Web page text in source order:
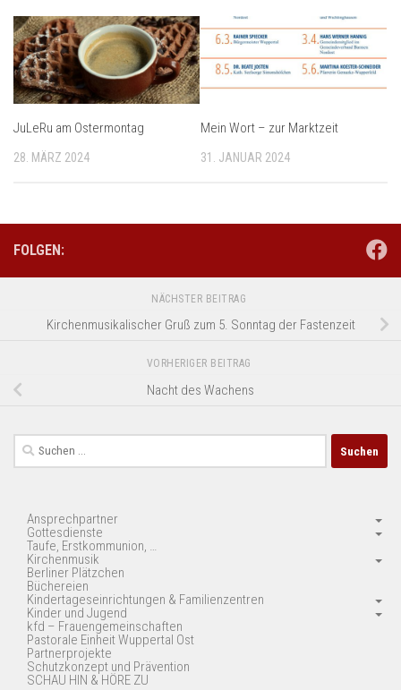
JuLeRu am Ostermontag
28. MÄRZ 2024
Mein Wort – zur Marktzeit
31. JANUAR 2024
FOLGEN:
NÄCHSTER BEITRAG
Kirchenmusikalischer Gruß zum 5. Sonntag der Fastenzeit
VORHERIGER BEITRAG
Nacht des Wachens
Suchen
nach:
Ansprechpartner
Gottesdienste
Taufe, Erstkommunion, …
Kirchenmusik
Berliner Plätzchen
Büchereien
Kindertageseinrichtungen & Familienzentren
Kinder und Jugend
kfd – Frauengemeinschaften
Pastorale Einheit Wuppertal Ost
Partnerprojekte
Schutzkonzept und Prävention
SCHAU HIN & HÖRE ZU